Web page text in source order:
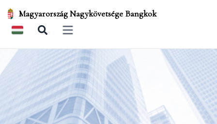
Magyarország Nagykövetsége Bangkok
Open main menu